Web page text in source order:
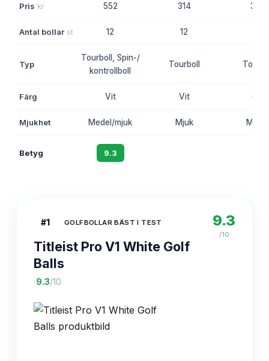
Pris kr 552 314 380
Antal bollar st 12 12
Typ
Tourboll, Spin-/
kontrollboll
Tourboll
Färg Vit Vit Gul
Mjukhet Medel/mjuk Mjuk Medel
Betyg 9.3
#1 GOLFBOLLAR BÄST I TEST
Titleist Pro V1 White Golf
Balls
·9.3/10
9.3
/10